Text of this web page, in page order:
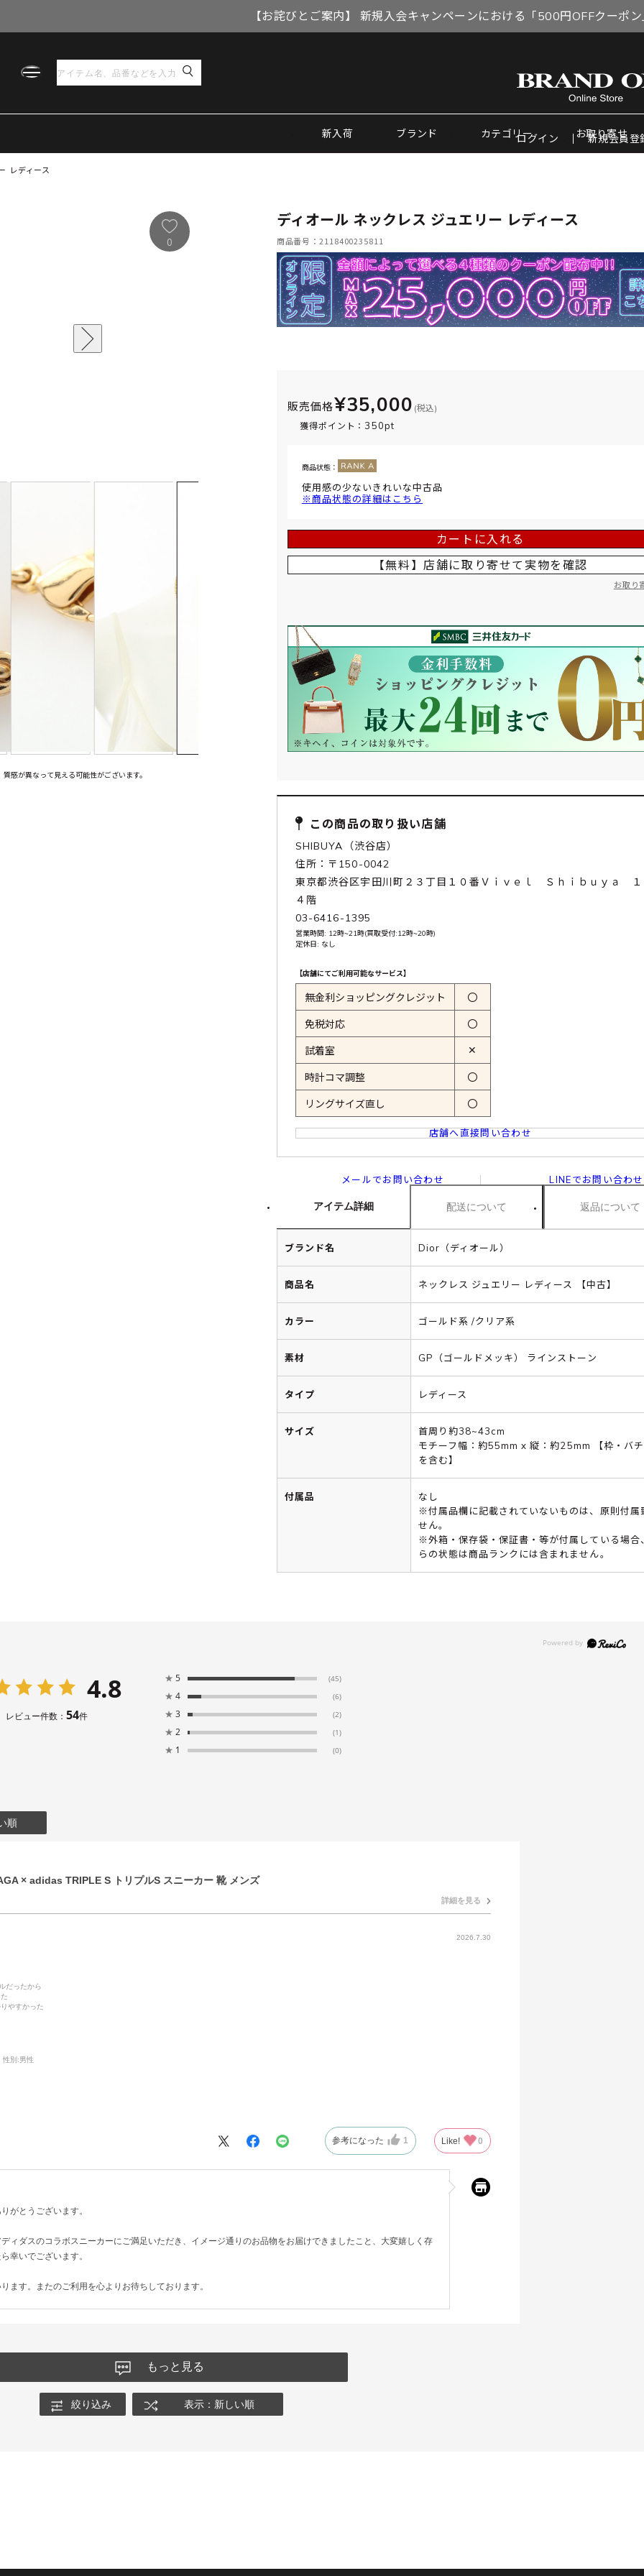
【お詫びとご案内】 新規入会キャンペーンにおける「500円OFFクーポ
新入荷 ブランド カテゴリー お取り寄せ
ログイン 新規会員登
レディース
0
感が異なって見える可能性がございます。
ディオール ネックレス ジュエリー レディース
商品番号：2118400235811
販売価格¥35,000 (税込)
獲得ポイント： 350pt
商品状態：
使用感の少ないきれいな中古品
※商品状態の詳細はこちら
カートに入れる
【無料】店舗に取り寄せて 実物を確認
お取り
この商品の取り扱い店舗
SHIBUYA（渋谷店）
住所：〒150-0042
東京都渋谷区宇田川町２３丁目１０番Ｖｉｖｅｌ Ｓｈｉｂｕｙａ
４階
03-6416-1395
営業時間: 12時~21時(買取受付:12時~20時)
定休日: なし
【店舗にてご利用可能なサービス】
無金利ショッピングクレジット 〇
免税対応 〇
試着室 ✕
時計コマ調整 〇
リングサイズ直し 〇
店舗へ直接問い合わせ
メールでお問い合わせ LINEでお問い合わせ
アイテム詳細 配送について 返品について
ブランド名 Dior（ディオール）
商品名 ネックレス ジュエリー レディース 【中古】
カラー ゴールド系 /クリア系
素材 GP（ゴールドメッキ） ラインストーン
タイプ レディース
サイズ
首周り約38~43cm
モチーフ幅：約55mm x 縦：約25mm 【枠・バ
を含む】
付属品
なし
※付属品欄に記載されていないものは、原則付属
せん。
※外箱・保存袋・保証書・等が付属している場合
らの状態は商品ランクには含まれません。
4.8
レビュー件数： 54件
★ 5 (45)
★ 4 (6)
★ 3 (2)
★ 2 (1)
★ 1 (0)
順
× adidas TRIPLE S トリプルS スニーカー 靴 メンズ
詳細を見る
2026.7.30
だったから
やすかった
性別:男性
参考になった 1 Like! 0
がとうございます。
ィダスのコラボスニーカーにご満足いただき、イメージ通りのお品物をお届けできましたこと、大変嬉しく存
幸いでございます。
ます。またのご利用を心よりお待ちしております。
もっと見る
絞り込み 表示：新しい順